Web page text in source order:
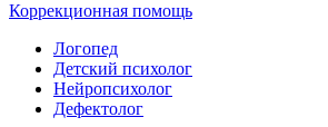
Коррекционная помощь
Логопед
Детский психолог
Нейропсихолог
Дефектолог